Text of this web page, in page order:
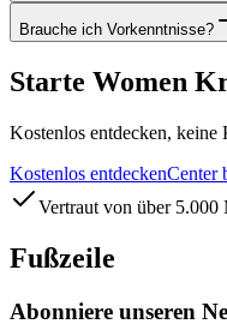
Brauche ich Vorkenntnisse?
Starte Women
Kostenlos entdecken, keine
Kostenlos entdeckenCenter
Vertraut von über
Fußzeile
Abonniere unseren